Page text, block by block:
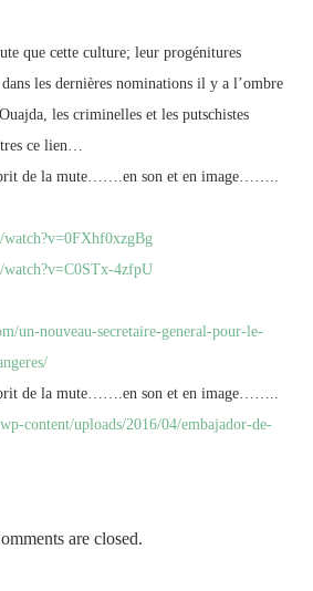
que cette culture; leur progénitures
les dernières nominations il y a l’ombre
les criminelles et les putschistes
ce lien…
de la mute…….en son et en image……..
4zfpU
un-nouveau-secretaire-general-pour-le-
de la mute…….en son et en image……..
content/uploads/2016/04/embajador-de-
are closed.